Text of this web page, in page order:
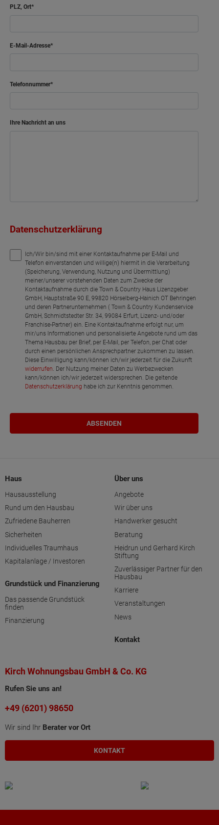
PLZ, Ort
E-Mail-Adresse
Telefonnummer
Ihre Nachricht an uns
Datenschutzerklärung
Ich/Wir bin/sind mit einer Kontaktaufnahme per E-Mail und
Telefon einverstanden und willige(n) hiermit in die Verarbeitung
(Speicherung, Verwendung, Nutzung und Übermittlung)
meiner/unserer vorstehenden Daten zum Zwecke der
Kontaktaufnahme durch die Town & Country Haus Lizenzgeber
GmbH, Hauptstraße 90 E, 99820 Hörselberg-Hainich OT Behringen
und deren Partnerunternehmen ( Town & Country Kundenservice
GmbH, Schmidtstedter Str. 34, 99084 Erfurt, Lizenz- und/oder
Franchise-Partner) ein. Eine Kontaktaufnahme erfolgt nur, um
mir/uns Informationen und personalisierte Angebote rund um das
Thema Hausbau per Brief, per E-Mail, per Telefon, per Chat oder
durch einen persönlichen Ansprechpartner zukommen zu lassen.
Diese Einwilligung kann/können ich/wir jederzeit für die Zukunft
widerrufen. Der Nutzung meiner Daten zu Werbezwecken
kann/können ich/wir jederzeit widersprechen. Die geltende
Datenschutzerklärung habe ich zur Kenntnis genommen.
Haus
Hausausstellung
Rund um den Hausbau
Zufriedene Bauherren
Sicherheiten
Individuelles Traumhaus
Kapitalanlage / Investoren
Grundstück und Finanzierung
Das passende Grundstück
finden
Finanzierung
Über uns
Angebote
Wir über uns
Handwerker gesucht
Beratung
Heidrun und Gerhard Kirch
Stiftung
Zuverlässiger Partner für den
Hausbau
Karriere
Veranstaltungen
News
Kontakt
Kirch Wohnungsbau GmbH & Co. KG
Rufen Sie uns an!
+49 (6201) 98650
Wir sind Ihr Berater vor Ort
KONTAKT